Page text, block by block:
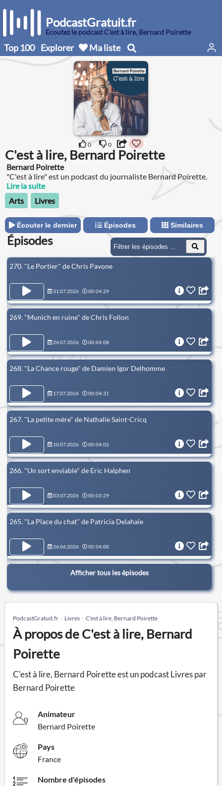
PodcastGratuit.fr
Écoutez le podcast C'est à lire, Bernard Poirette
Top 100 Explorer Ma liste
0 0
C'est à lire, Bernard Poirette
Bernard Poirette
"C'est à lire" est un podcast du journaliste Bernard Poirette.
Lire la suite
Arts
Livres
Écouter le dernier Épisodes Similaires
Épisodes
270. "Le Portier" de Chris Pavone
31.07.2026 00:04:29
269. "Munich en ruine" de Chris Follon
24.07.2026 00:04:08
268. "La Chance rouge" de Damien Igor Delhomme
17.07.2026 00:04:31
267. "La petite mère" de Nathalie Saint-Cricq
10.07.2026 00:04:02
266. "Un sort enviable" de Eric Halphen
03.07.2026 00:03:29
265. "La Place du chat" de Patricia Delahaie
26.06.2026 00:04:00
Afficher tous les épisodes
PodcastGratuit.fr Livres C'est à lire, Bernard Poirette
À propos de C'est à lire, Bernard
Poirette
C'est à lire, Bernard Poirette est un podcast Livres par
Bernard Poirette
Animateur
Bernard Poirette
Pays
France
Nombre d'épisodes